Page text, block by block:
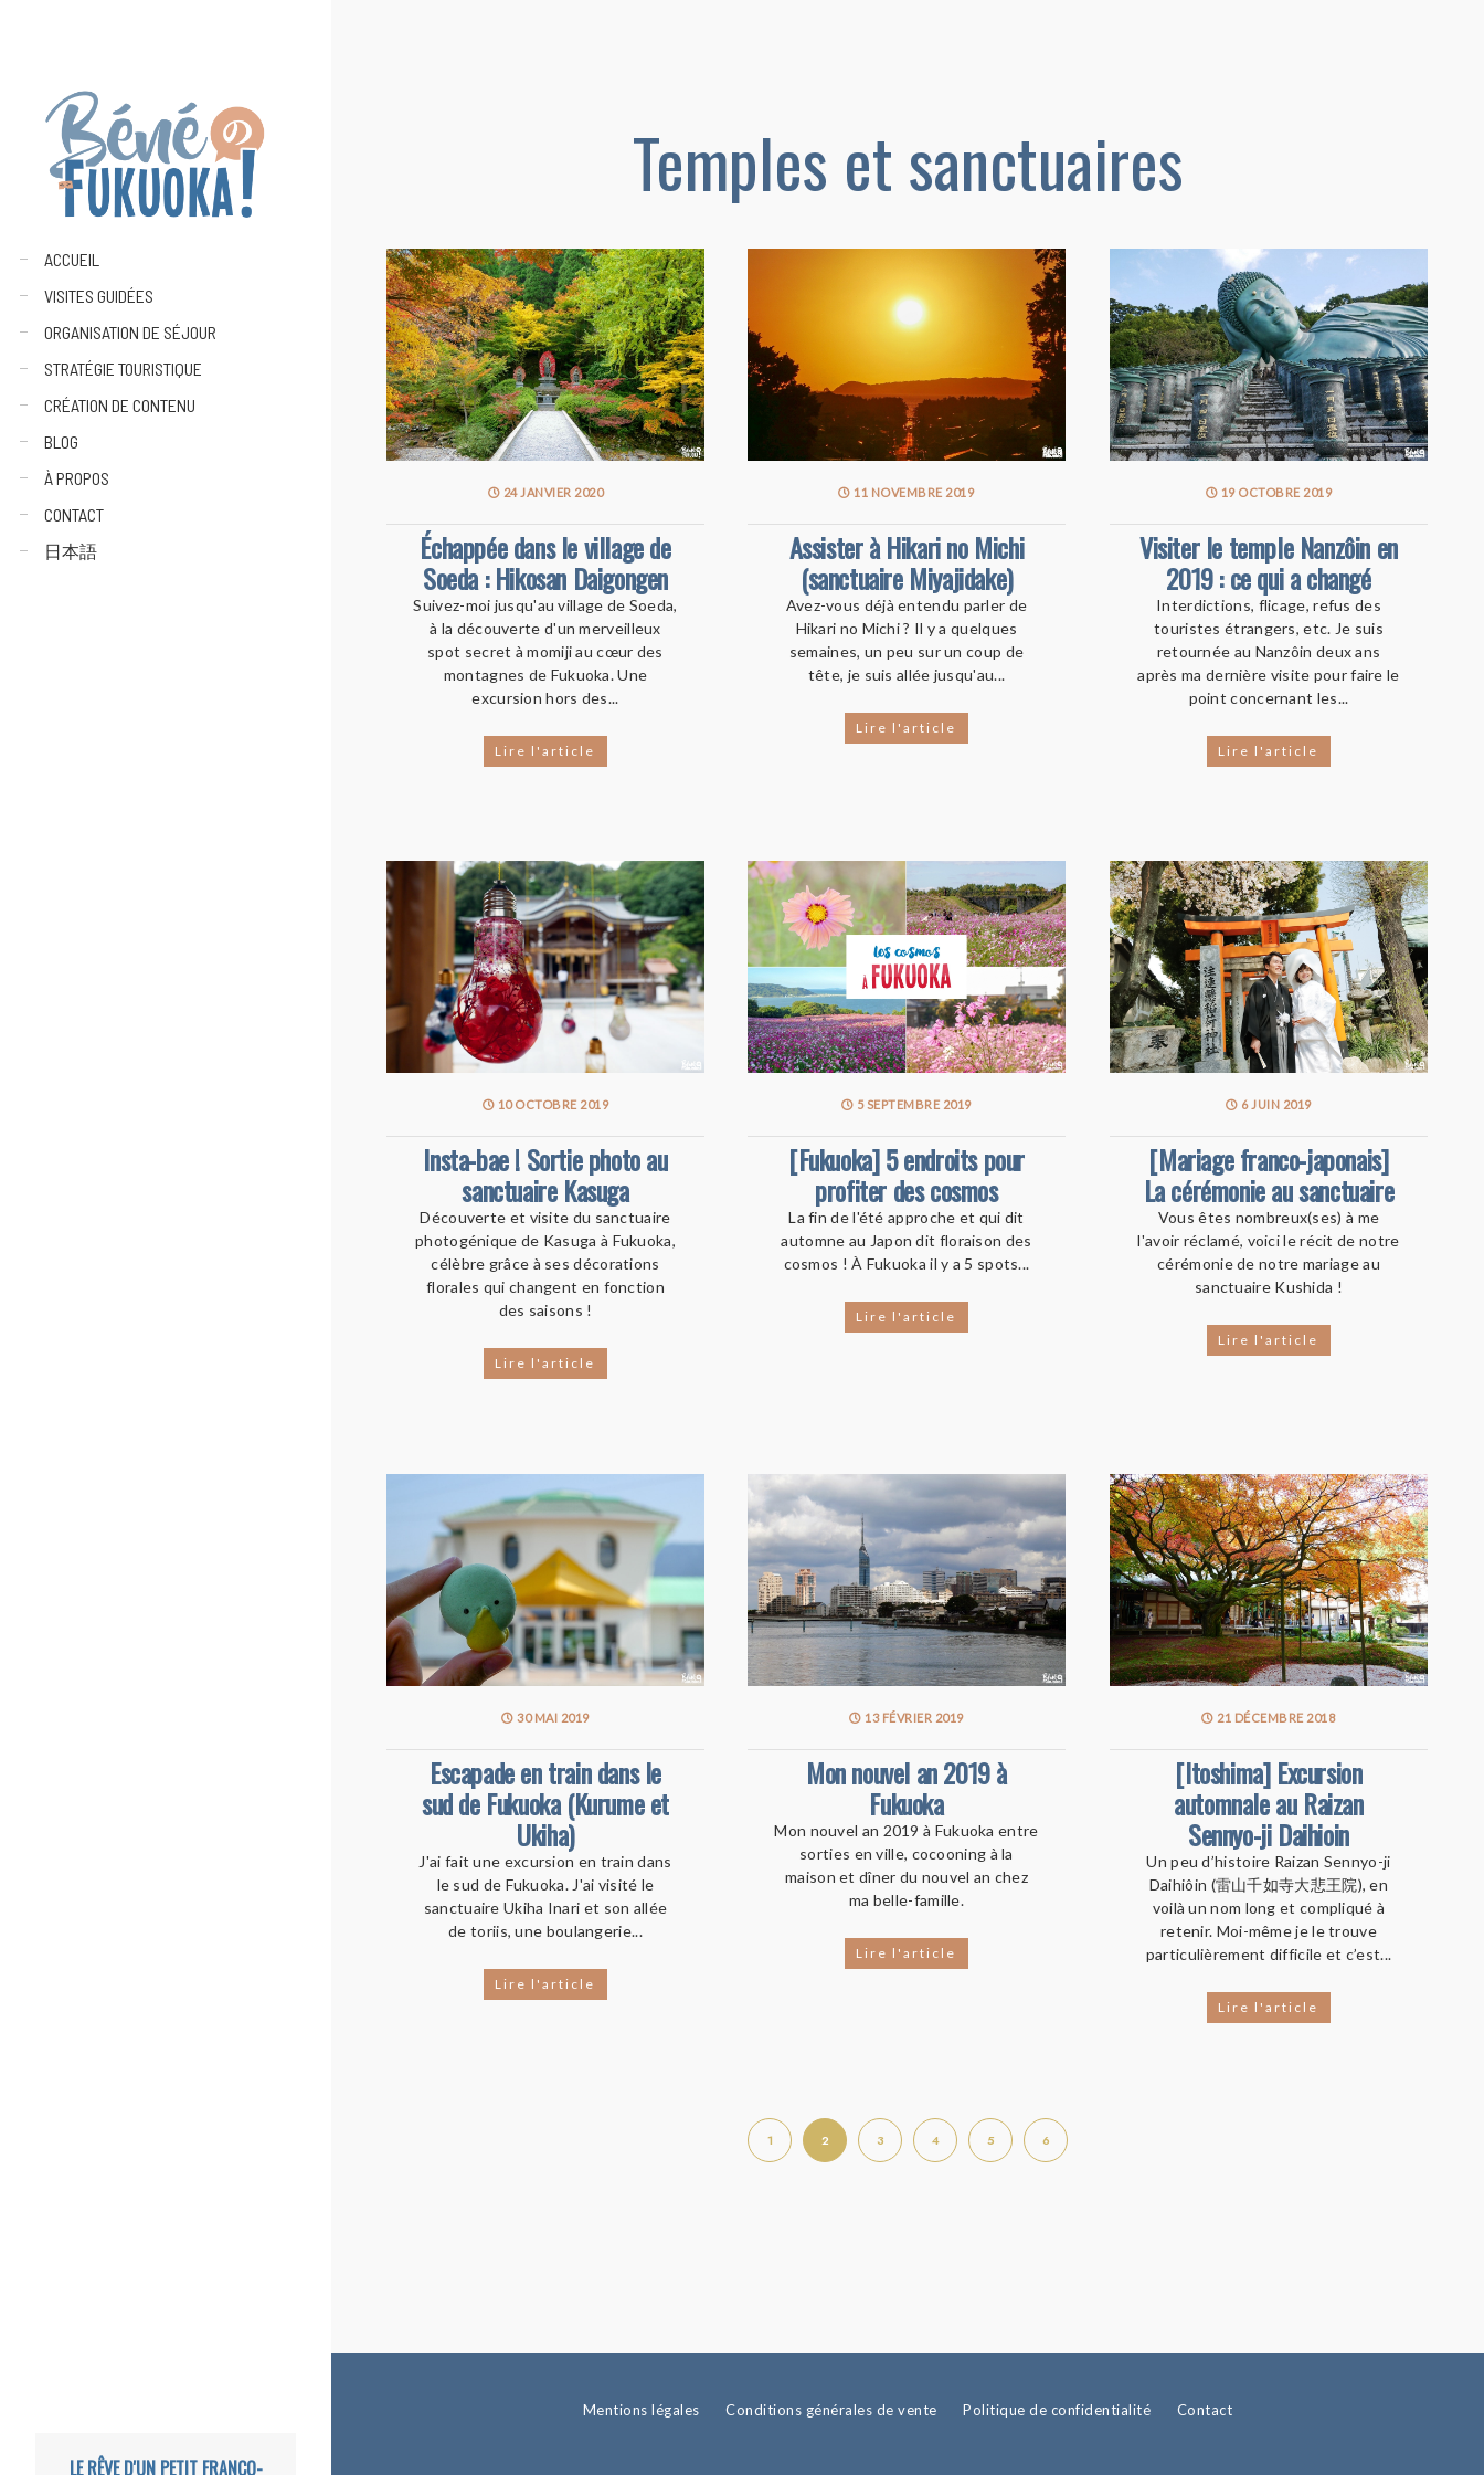
ACCUEIL
VISITES GUIDÉES
ORGANISATION DE SÉJOUR
STRATÉGIE TOURISTIQUE
CRÉATION DE CONTENU
BLOG
À PROPOS
CONTACT
日本語
LE RÊVE D'UN PETIT FRANCO-
Temples et sanctuaires
24 JANVIER 2020
Échappée dans le village de
Soeda : Hikosan Daigongen
Suivez-moi jusqu'au village de Soeda,
à la découverte d'un merveilleux
spot secret à momiji au cœur des
montagnes de Fukuoka. Une
excursion hors des...
Lire l'article
11 NOVEMBRE 2019
Assister à Hikari no Michi
(sanctuaire Miyajidake)
Avez-vous déjà entendu parler de
Hikari no Michi ? Il y a quelques
semaines, un peu sur un coup de
tête, je suis allée jusqu'au...
Lire l'article
19 OCTOBRE 2019
Visiter le temple Nanzôin en
2019 : ce qui a changé
Interdictions, flicage, refus des
touristes étrangers, etc. Je suis
retournée au Nanzôin deux ans
après ma dernière visite pour faire le
point concernant les...
Lire l'article
10 OCTOBRE 2019
Insta-bae ! Sortie photo au
sanctuaire Kasuga
Découverte et visite du sanctuaire
photogénique de Kasuga à Fukuoka,
célèbre grâce à ses décorations
florales qui changent en fonction
des saisons !
Lire l'article
5 SEPTEMBRE 2019
[Fukuoka] 5 endroits pour
profiter des cosmos
La fin de l'été approche et qui dit
automne au Japon dit floraison des
cosmos ! À Fukuoka il y a 5 spots...
Lire l'article
6 JUIN 2019
[Mariage franco-japonais]
La cérémonie au sanctuaire
Vous êtes nombreux(ses) à me
l'avoir réclamé, voici le récit de notre
cérémonie de notre mariage au
sanctuaire Kushida !
Lire l'article
30 MAI 2019
Escapade en train dans le
sud de Fukuoka (Kurume et
Ukiha)
J'ai fait une excursion en train dans
le sud de Fukuoka. J'ai visité le
sanctuaire Ukiha Inari et son allée
de toriis, une boulangerie...
Lire l'article
13 FÉVRIER 2019
Mon nouvel an 2019 à
Fukuoka
Mon nouvel an 2019 à Fukuoka entre
sorties en ville, cocooning à la
maison et dîner du nouvel an chez
ma belle-famille.
Lire l'article
21 DÉCEMBRE 2018
[Itoshima] Excursion
automnale au Raizan
Sennyo-ji Daihioin
Un peu d’histoire Raizan Sennyo-ji
Daihiôin (雷山千如寺大悲王院), en
voilà un nom long et compliqué à
retenir. Moi-même je le trouve
particulièrement difficile et c’est...
Lire l'article
1 2 3 4 5 6
Mentions légales Conditions générales de vente Politique de confidentialité Contact